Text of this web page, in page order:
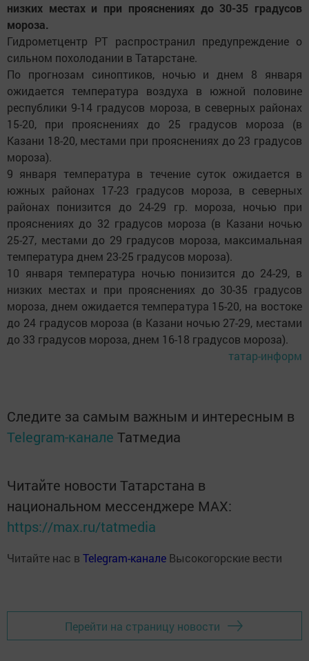
низких местах и при прояснениях до 30-35 градусов
мороза.
Гидрометцентр РТ распространил предупреждение о
сильном похолодании в Татарстане.
По прогнозам синоптиков, ночью и днем 8 января
ожидается температура воздуха в южной половине
республики 9-14 градусов мороза, в северных районах
15-20, при прояснениях до 25 градусов мороза (в
Казани 18-20, местами при прояснениях до 23 градусов
мороза).
9 января температура в течение суток ожидается в
южных районах 17-23 градусов мороза, в северных
районах понизится до 24-29 гр. мороза, ночью при
прояснениях до 32 градусов мороза (в Казани ночью
25-27, местами до 29 градусов мороза, максимальная
температура днем 23-25 градусов мороза).
10 января температура ночью понизится до 24-29, в
низких местах и при прояснениях до 30-35 градусов
мороза, днем ожидается температура 15-20, на востоке
до 24 градусов мороза (в Казани ночью 27-29, местами
до 33 градусов мороза, днем 16-18 градусов мороза).
татар-информ
Следите за самым важным и интересным в
Telegram-канале Татмедиа
Читайте новости Татарстана в
национальном мессенджере MАХ:
https://max.ru/tatmedia
Читайте нас в Telegram-канале Высокогорские вести
Перейти на страницу новости